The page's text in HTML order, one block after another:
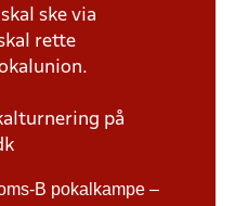
ske via
rette
på
B pokalkampe –